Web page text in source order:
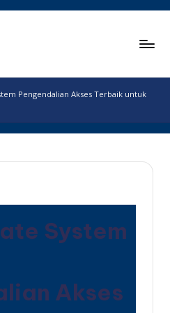
Pengendalian Akses Terbaik untuk
System
Akses